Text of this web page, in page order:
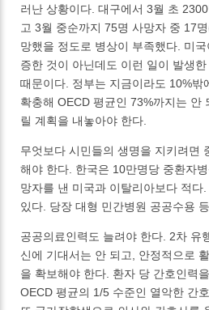
러난 상황이다. 대구에서 3월 초
고 3월 중순까지 75명 사망자 중 17
망했을 정도로 병상이 부족했다. 미
증한 것이 아닌데도 이런 일이 발생
때문이다. 정부는 지금이라도 10%밖
확충해 OECD 평균인 73%까지는 안
릴 계획을 내놓아야 한다.
무엇보다 시민들의 생명을 지키려면
해야 한다. 한국은 10만명당 중환자
망자를 낸 미국과 이탈리아보다 적다
있다. 당장 대형 민간병원 공공수용
공공의료인력도 늘려야 한다. 2차 유
신에 기대서는 안 되고, 안정적으로
을 확보해야 한다. 환자 당 간호인력
OECD 평균의 1/5 수준인 열악한 간